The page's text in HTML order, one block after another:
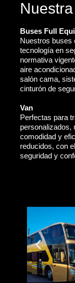
Buses Full
Nuestros buses
tecnología en
normativa
aire
salón cama,
cinturón de
Van
Perfectas para
personalizados,
comodidad y
reducidos, con
seguridad y